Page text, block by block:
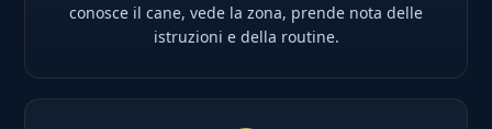
conosce il cane, vede la zona, prende nota delle
istruzioni e della routine.